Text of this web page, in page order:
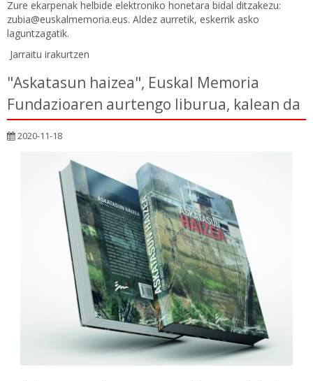
Zure ekarpenak helbide elektroniko honetara bidal ditzakezu:
zubia@euskalmemoria.eus. Aldez aurretik, eskerrik asko
laguntzagatik.
Jarraitu irakurtzen
"Askatasun haizea", Euskal Memoria
Fundazioaren aurtengo liburua, kalean da
2020-11-18